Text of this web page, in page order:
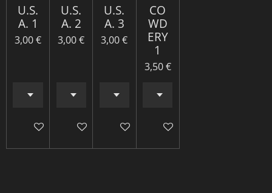
U.S.
A. 1
3,00 €
Ajouter au panier
U.S.
A. 2
3,00 €
Ajouter au panier
U.S.
A. 3
3,00 €
Ajouter au panier
CO
WD
ERY
1
3,50 €
Ajouter au panier